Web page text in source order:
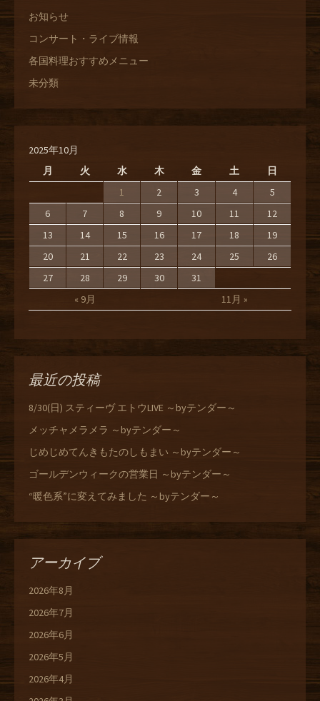
お知らせ
コンサート・ライブ情報
各国料理おすすめメニュー
未分類
2025年10月
月
火 水 木 金 土 日
« 9月 11月 »
1 2 3 4
5
6
7 8 9 10 11
12
13
14 15 16 17 18
19
20
21 22 23 24 25
26
27
28 29 30 31
最近の投稿
8/30(日) スティーヴ エトウLIVE ～byテンダー～
メッチャメラメラ ～byテンダー～
じめじめてんきもたのしもまい ～byテンダー～
ゴールデンウィークの営業日 ～byテンダー～
“暖色系”に変えてみました ～byテンダー～
アーカイブ
2026年8月
2026年7月
2026年6月
2026年5月
2026年4月